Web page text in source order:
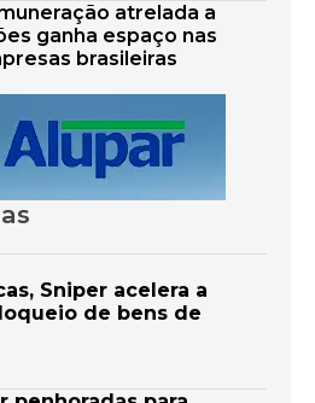
atrelada a
ganha espaço nas
brasileiras
Sniper acelera a
de bens de